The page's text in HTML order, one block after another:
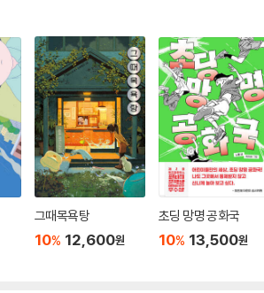
그때목욕탕
10% 12,600원
초딩 망명 공화국
10% 13,500원